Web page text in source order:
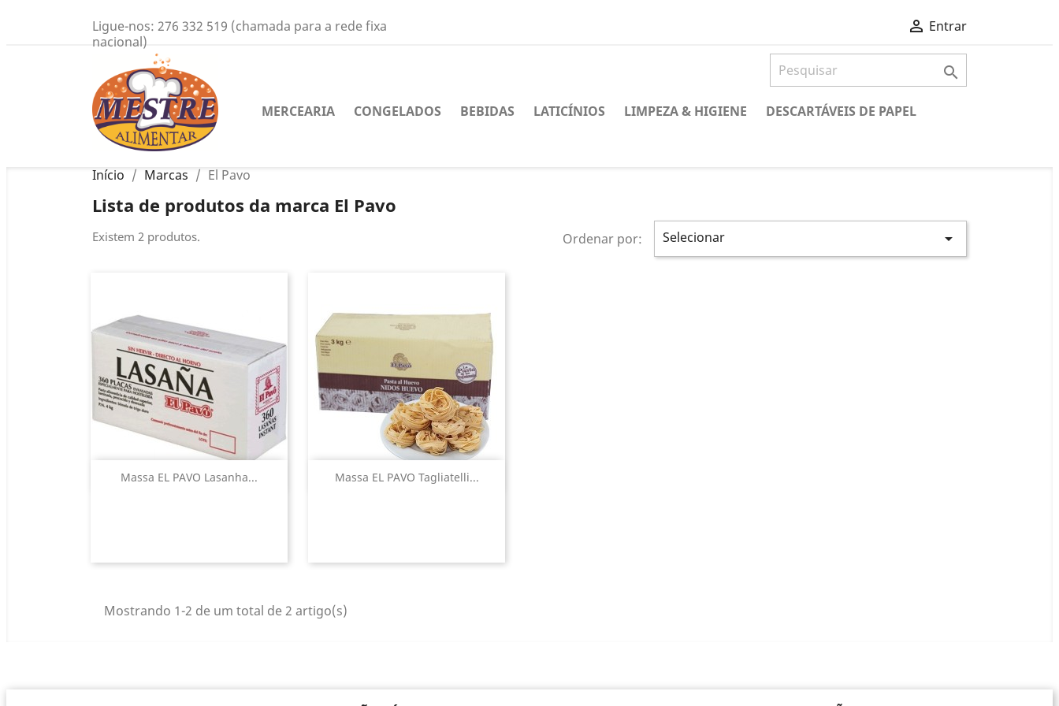
Ligue-nos: 276 332 519 (chamada para a rede fixa
nacional)
 Entrar

MERCEARIA CONGELADOS BEBIDAS LATICÍNIOS LIMPEZA & HIGIENE DESCARTÁVEIS DE PAPEL
Início Marcas El Pavo
Lista de produtos da marca El Pavo
Existem 2 produtos. Ordenar por: Selecionar 
Massa EL PAVO Lasanha...
Vista rápida Massa EL PAVO Tagliatelli...
Vista rápida
Mostrando 1-2 de um total de 2 artigo(s)